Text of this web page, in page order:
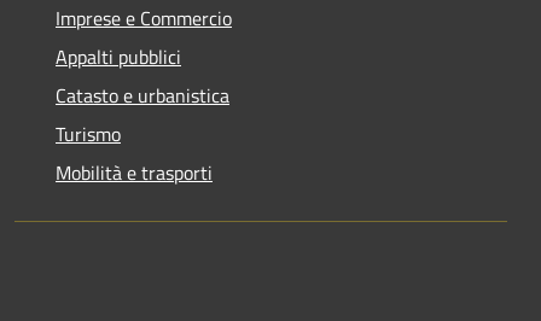
Imprese e Commercio
Appalti pubblici
Catasto e urbanistica
Turismo
Mobilità e trasporti